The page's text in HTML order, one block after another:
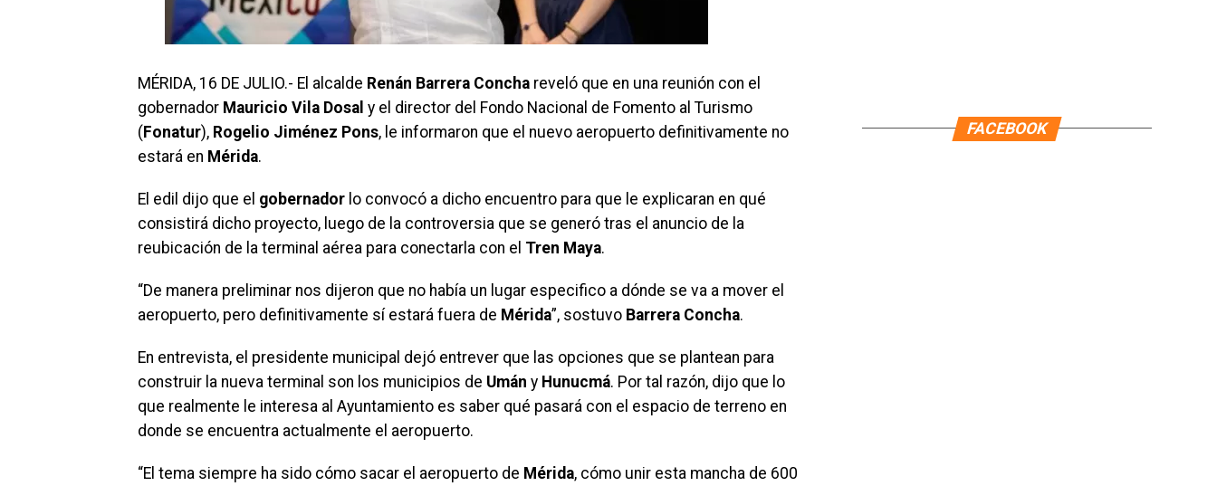
MÉRIDA, 16 DE JULIO.- El alcalde Renán Barrera Concha reveló que en una reunión con el
gobernador Mauricio Vila Dosal y el director del Fondo Nacional de Fomento al Turismo
( Fonatur), Rogelio Jiménez Pons, le informaron que el nuevo aeropuerto definitivamente no
estará en Mérida.
El edil dijo que el gobernador lo convocó a dicho encuentro para que le explicaran en qué
consistirá dicho proyecto, luego de la controversia que se generó tras el anuncio de la
reubicación de la terminal aérea para conectarla con el Tren Maya.
“De manera preliminar nos dijeron que no había un lugar especifico a dónde se va a mover el
aeropuerto, pero definitivamente sí estará fuera de Mérida”, sostuvo Barrera Concha.
En entrevista, el presidente municipal dejó entrever que las opciones que se plantean para
construir la nueva terminal son los municipios de Umán y Hunucmá. Por tal razón, dijo que lo
que realmente le interesa al Ayuntamiento es saber qué pasará con el espacio de terreno en
donde se encuentra actualmente el aeropuerto.
“El tema siempre ha sido cómo sacar el aeropuerto de Mérida, cómo unir esta mancha de 600
FACEBOOK